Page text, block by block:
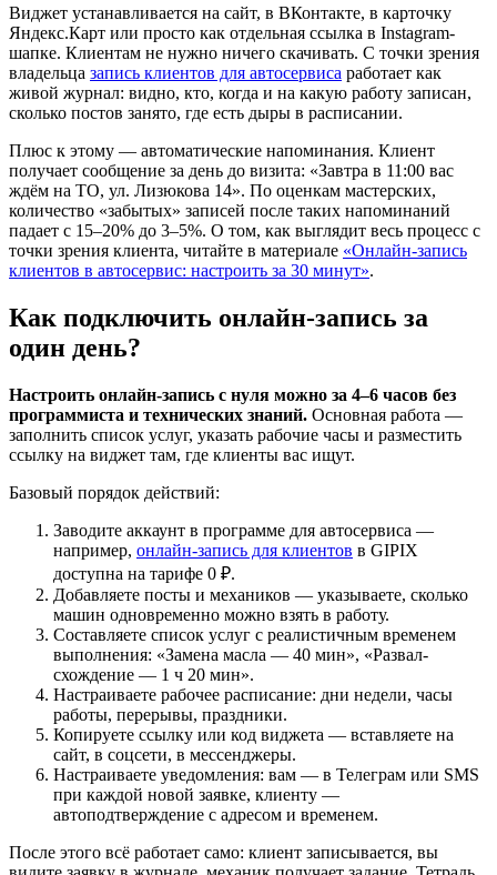
Виджет устанавливается на сайт, в ВКонтакте, в карточку
Яндекс.Карт или просто как отдельная ссылка в Instagram-
шапке. Клиентам не нужно ничего скачивать. С точки зрения
владельца запись клиентов для автосервиса работает как
живой журнал: видно, кто, когда и на какую работу записан,
сколько постов занято, где есть дыры в расписании.
Плюс к этому — автоматические напоминания. Клиент
получает сообщение за день до визита: «Завтра в 11:00 вас
ждём на ТО, ул. Лизюкова 14». По оценкам мастерских,
количество «забытых» записей после таких напоминаний
падает с 15–20% до 3–5%. О том, как выглядит весь процесс с
точки зрения клиента, читайте в материале «Онлайн-запись
клиентов в автосервис: настроить за 30 минут».
Как подключить онлайн-запись за
один день?
Настроить онлайн-запись с нуля можно за 4–6 часов без
программиста и технических знаний. Основная работа —
заполнить список услуг, указать рабочие часы и разместить
ссылку на виджет там, где клиенты вас ищут.
Базовый порядок действий:
Заводите аккаунт в программе для автосервиса —
например, онлайн-запись для клиентов в GIPIX
доступна на тарифе 0 ₽.
Добавляете посты и механиков — указываете, сколько
машин одновременно можно взять в работу.
Составляете список услуг с реалистичным временем
выполнения: «Замена масла — 40 мин», «Развал-
схождение — 1 ч 20 мин».
Настраиваете рабочее расписание: дни недели, часы
работы, перерывы, праздники.
Копируете ссылку или код виджета — вставляете на
сайт, в соцсети, в мессенджеры.
Настраиваете уведомления: вам — в Телеграм или SMS
при каждой новой заявке, клиенту —
автоподтверждение с адресом и временем.
После этого всё работает само: клиент записывается, вы